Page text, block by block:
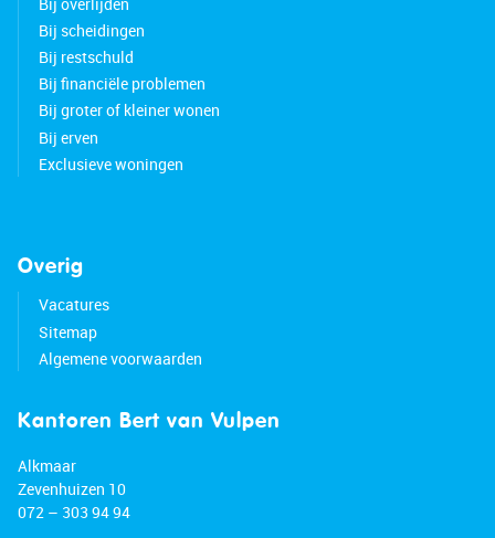
Bij scheidingen
Bij restschuld
Bij financiële problemen
Bij groter of kleiner wonen
Bij erven
Exclusieve woningen
Overig
Vacatures
Sitemap
Algemene voorwaarden
Kantoren Bert van Vulpen
Alkmaar
Zevenhuizen 10
072 – 303 94 94